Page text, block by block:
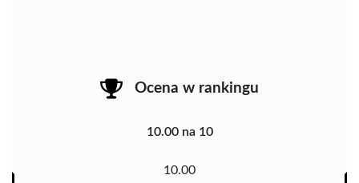
Ocena w rankingu
10.00 na 10
10.00